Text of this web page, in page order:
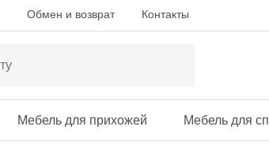
Обмен и возврат Контакты
Мебель для прихожей Мебель для